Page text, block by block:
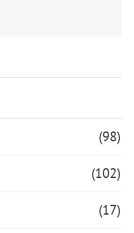
(98)
(102)
(17)